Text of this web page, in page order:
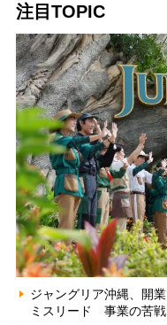
注目TOPIC
ジャングリア沖縄、開
ミスリード 事業の苦戦